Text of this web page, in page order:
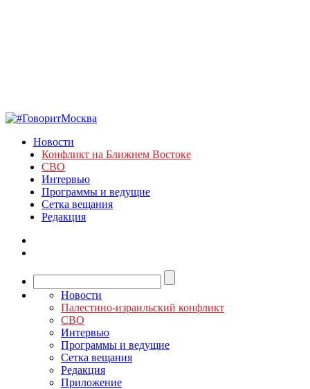
Новости
Конфликт на Ближнем Востоке
СВО
Интервью
Программы и ведущие
Сетка вещания
Редакция
Новости
Палестино-израильский конфликт
СВО
Интервью
Программы и ведущие
Сетка вещания
Редакция
Приложение